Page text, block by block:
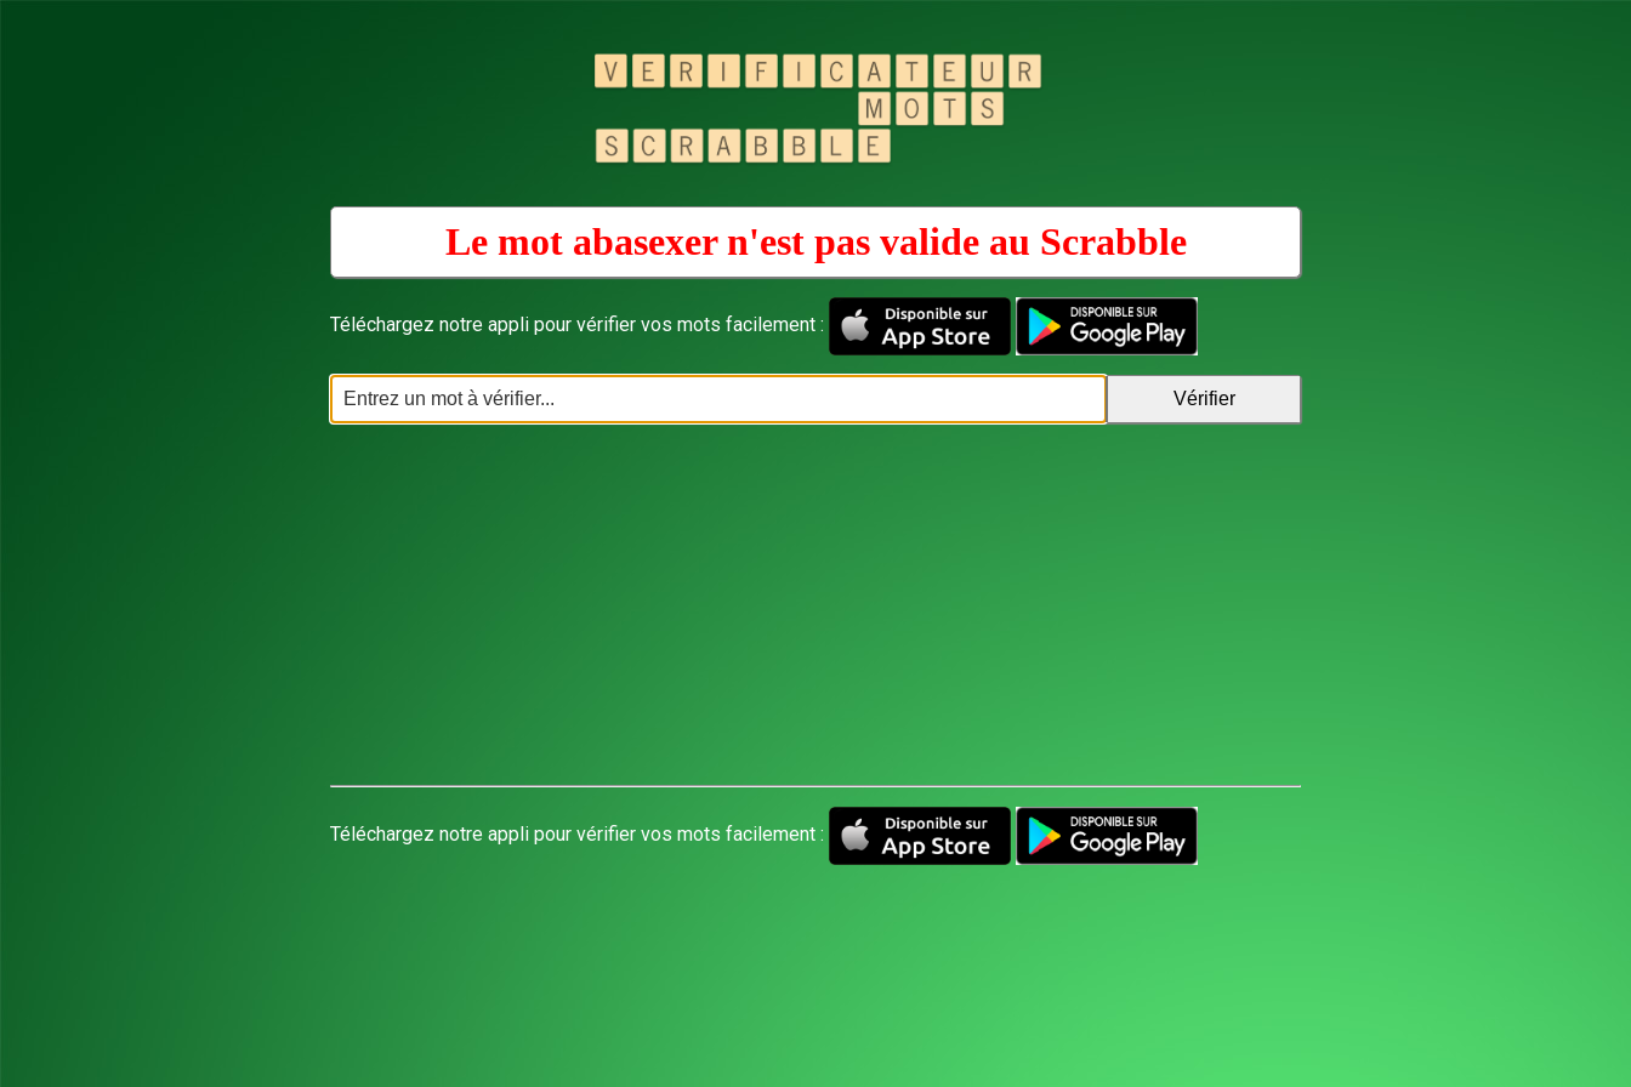
Le mot abasexer n'est pas valide au Scrabble
Téléchargez notre appli pour vérifier vos mots facilement :
Téléchargez notre appli pour vérifier vos mots facilement :